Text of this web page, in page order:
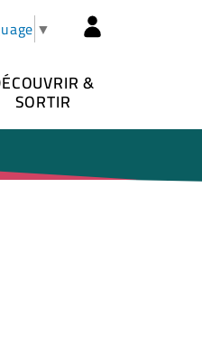
▼
Header -
&
SORTIR